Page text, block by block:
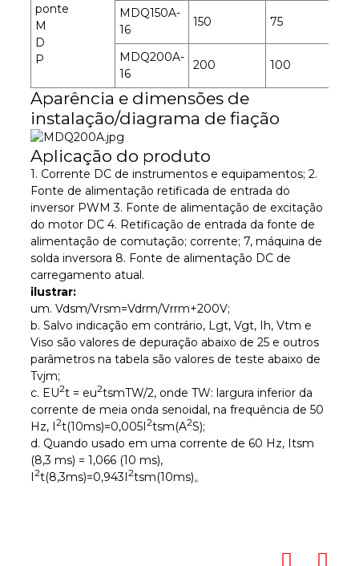
ponte
M
D
P
MDQ150A-
16
150 75
MDQ200A-
16
200 100
Aparência e dimensões de
instalação/diagrama de fiação
Aplicação do produto
1. Corrente DC de instrumentos e equipamentos; 2.
Fonte de alimentação retificada de entrada do
inversor PWM 3. Fonte de alimentação de excitação
do motor DC 4. Retificação de entrada da fonte de
alimentação de comutação; corrente; 7, máquina de
solda inversora 8. Fonte de alimentação DC de
carregamento atual.
ilustrar:
um. Vdsm/Vrsm=Vdrm/Vrrm+200V;
b. Salvo indicação em contrário, Lgt, Vgt, Ih, Vtm e
Viso são valores de depuração abaixo de 25 e outros
parâmetros na tabela são valores de teste abaixo de
Tvjm;
c. EU2t = eu2tsmTW/2, onde TW: largura inferior da
corrente de meia onda senoidal, na frequência de 50
Hz, I2t(10ms)=0,005I2tsm(A2S);
d. Quando usado em uma corrente de 60 Hz, Itsm
(8,3 ms) = 1,066 (10 ms),
I2t(8,3ms)=0,943I2tsm(10ms)。